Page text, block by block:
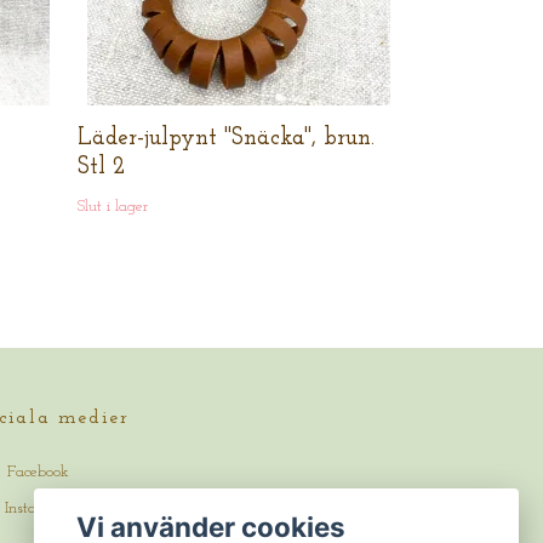
Läder-julpynt "Snäcka", brun.
Stl 2
Slut i lager
medier
Facebook
Instagram
Vi använder cookies